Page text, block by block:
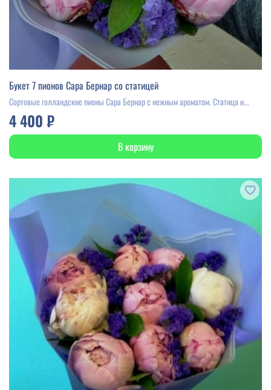
Букет 7 пионов Сара Бернар со статицей
Сортовые голландские пионы Сара Бернар с нежным ароматом. Статица и...
4 400 ₽
В корзину